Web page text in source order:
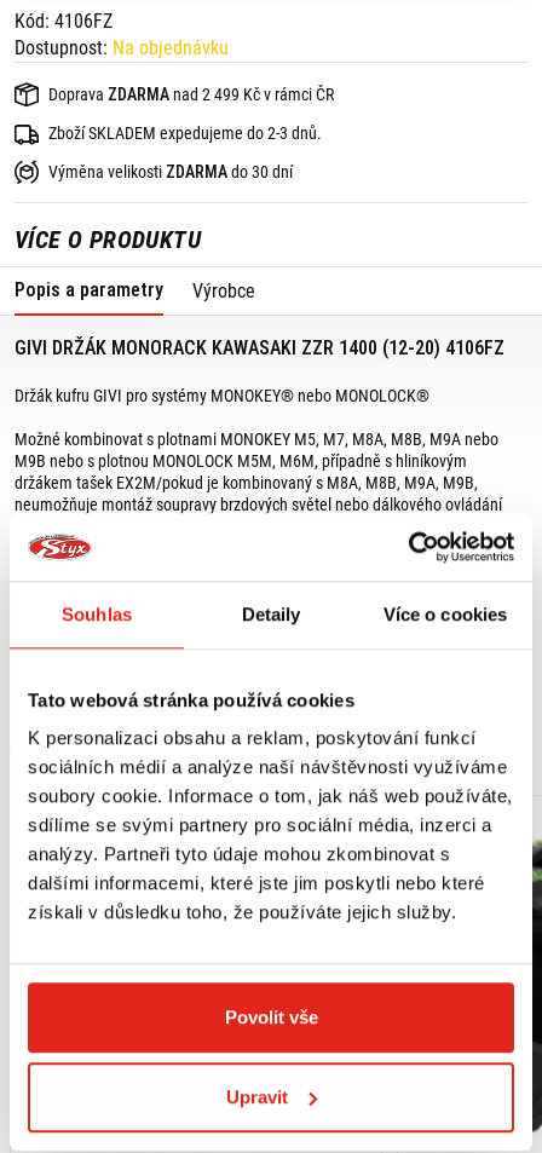
Souhlas Detaily Více o cookies
Tato webová stránka používá cookies
K personalizaci obsahu a reklam, poskytování funkcí
sociálních médií a analýze naší návštěvnosti využíváme
soubory cookie. Informace o tom, jak náš web používáte,
sdílíme se svými partnery pro sociální média, inzerci a
analýzy. Partneři tyto údaje mohou zkombinovat s
dalšími informacemi, které jste jim poskytli nebo které
získali v důsledku toho, že používáte jejich služby.
Povolit vše
Upravit
Kód: 4106FZ
Dostupnost: Na objednávku
Doprava ZDARMA nad 2 499 Kč v rámci ČR
Zboží SKLADEM expedujeme do 2-3 dnů.
Výměna velikosti ZDARMAdo 30 dní
VÍCE O PRODUKTU
Popis a parametry Výrobce
GIVI DRŽÁK MONORACK KAWASAKI ZZR 1400 (12-20) 4106FZ
Držák kufru GIVI pro systémy MONOKEY® nebo MONOLOCK®
Možné kombinovat s plotnami MONOKEY M5, M7, M8A, M8B, M9A nebo
M9B nebo s plotnou MONOLOCK M5M, M6M, případně s hliníkovým
držákem tašek EX2M/pokud je kombinovaný s M8A, M8B, M9A, M9B,
neumožňuje montáž soupravy brzdových světel nebo dálkového ovládání
Vhodné pro:
MOHLO BY SE VÁM LÍBIT